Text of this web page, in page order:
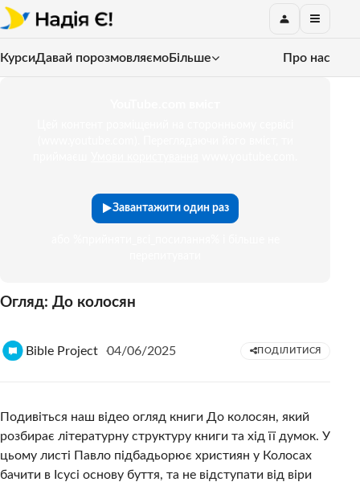
КурсиДавай порозмовляємоБільше Про нас
Завантажити один раз
Огляд: До колосян
Bible Project 04/06/2025 ПОДІЛИТИСЯ
Подивіться наш відео огляд книги До колосян, який
розбирає літературну структуру книги та хід її думок. У
цьому листі Павло підбадьорює християн у Колосах
бачити в Ісусі основу буття, та не відступати від віри